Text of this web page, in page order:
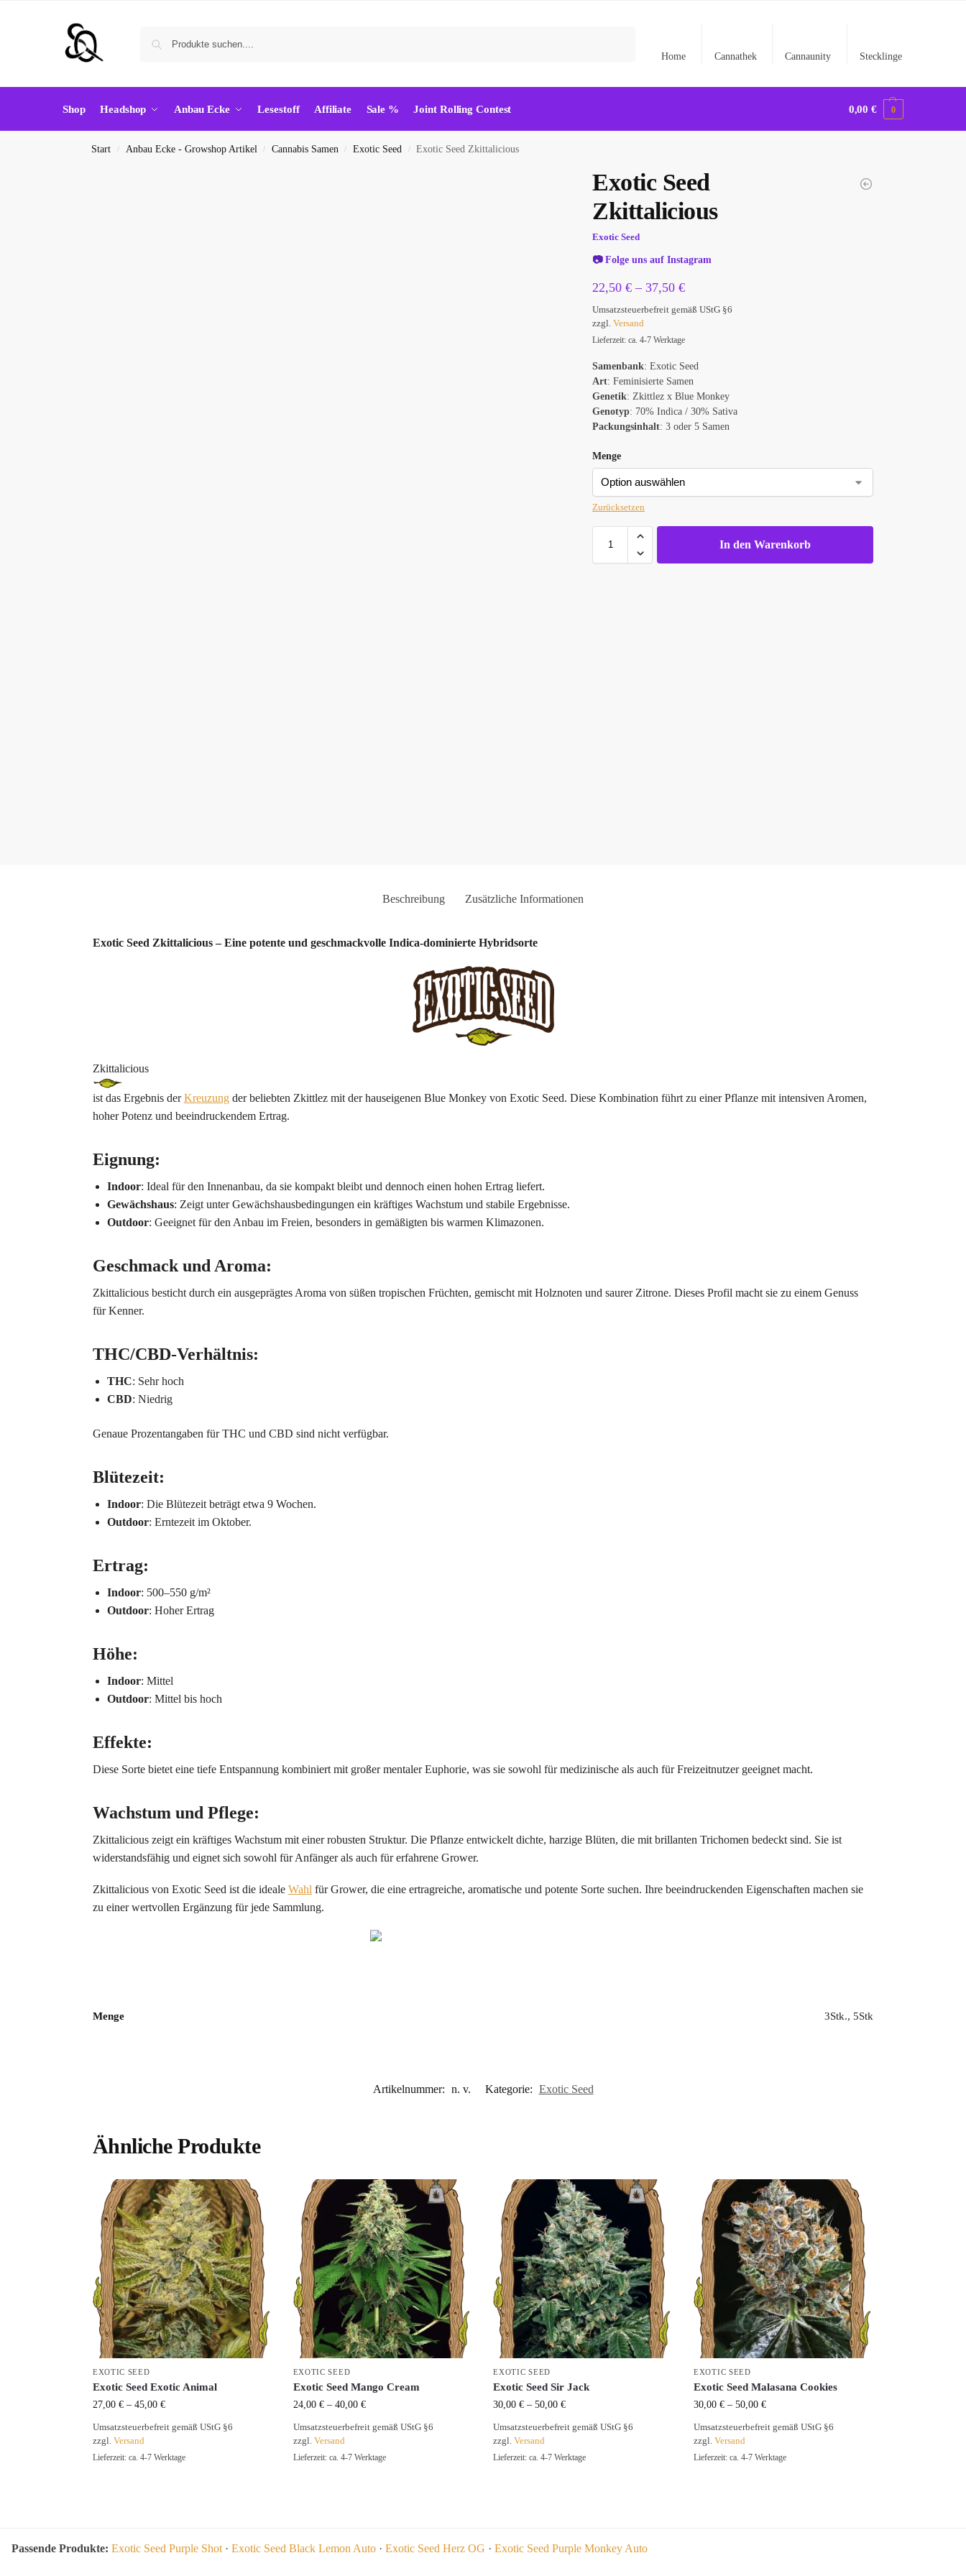
Home Cannathek Cannaunity Stecklinge
Shop Headshop Anbau Ecke Lesestoff Affiliate Sale % Joint Rolling Contest 0,00€ 0
Start / Anbau Ecke - Growshop Artikel / Cannabis Samen / Exotic Seed / Exotic Seed Zkittalicious
Exotic Seed
Zkittalicious
Exotic Seed
📷Folge uns auf Instagram
22,50€ –37,50€
Umsatzsteuerbefreit gemäß UStG §6
zzgl.Versand
Lieferzeit: ca. 4-7 Werktage
Samenbank: Exotic Seed
Art: Feminisierte Samen
Genetik: Zkittlez x Blue Monkey
Genotyp: 70% Indica / 30% Sativa
Packungsinhalt: 3 oder 5 Samen
Menge
Zurücksetzen
In den Warenkorb
Beschreibung Zusätzliche Informationen
Exotic Seed Zkittalicious – Eine potente und geschmackvolle Indica-dominierte Hybridsorte
Zkittalicious
ist das Ergebnis derKreuzungder beliebten Zkittlez mit der hauseigenen Blue Monkey von Exotic Seed. Diese Kombination führt zu einer Pflanze mit intensiven Aromen,
hoher Potenz und beeindruckendem Ertrag.
Eignung:
Indoor: Ideal für den Innenanbau, da sie kompakt bleibt und dennoch einen hohen Ertrag liefert.
Gewächshaus: Zeigt unter Gewächshausbedingungen ein kräftiges Wachstum und stabile Ergebnisse.
Outdoor: Geeignet für den Anbau im Freien, besonders in gemäßigten bis warmen Klimazonen.
Geschmack und Aroma:
Zkittalicious besticht durch ein ausgeprägtes Aroma von süßen tropischen Früchten, gemischt mit Holznoten und saurer Zitrone. Dieses Profil macht sie zu einem Genuss
für Kenner.
THC/CBD-Verhältnis:
THC: Sehr hoch
CBD: Niedrig
Genaue Prozentangaben für THC und CBD sind nicht verfügbar.
Blütezeit:
Indoor: Die Blütezeit beträgt etwa 9 Wochen.
Outdoor: Erntezeit im Oktober.
Ertrag:
Indoor: 500–550 g/m²
Outdoor: Hoher Ertrag
Höhe:
Indoor: Mittel
Outdoor: Mittel bis hoch
Effekte:
Diese Sorte bietet eine tiefe Entspannung kombiniert mit großer mentaler Euphorie, was sie sowohl für medizinische als auch für Freizeitnutzer geeignet macht.
Wachstum und Pflege:
Zkittalicious zeigt ein kräftiges Wachstum mit einer robusten Struktur. Die Pflanze entwickelt dichte, harzige Blüten, die mit brillanten Trichomen bedeckt sind. Sie ist
widerstandsfähig und eignet sich sowohl für Anfänger als auch für erfahrene Grower.
Zkittalicious von Exotic Seed ist die ideale Wahl für Grower, die eine ertragreiche, aromatische und potente Sorte suchen. Ihre beeindruckenden Eigenschaften machen sie
zu einer wertvollen Ergänzung für jede Sammlung.
Menge 3Stk., 5Stk
Artikelnummer: n. v. Kategorie: Exotic Seed
Ähnliche Produkte
EXOTIC SEED
Exotic Seed Exotic Animal
27,00 € – 45,00 €
Umsatzsteuerbefreit gemäß UStG §6
zzgl. Versand
Lieferzeit: ca. 4-7 Werktage
EXOTIC SEED
Exotic Seed Mango Cream
24,00 € – 40,00 €
Umsatzsteuerbefreit gemäß UStG §6
zzgl. Versand
Lieferzeit: ca. 4-7 Werktage
EXOTIC SEED
Exotic Seed Sir Jack
30,00€ –50,00€
Umsatzsteuerbefreit gemäß UStG §6
zzgl.Versand
Lieferzeit: ca. 4-7 Werktage
EXOTIC SEED
Exotic Seed Malasana Cookies
30,00€ –50,00€
Umsatzsteuerbefreit gemäß UStG §6
zzgl.Versand
Lieferzeit: ca. 4-7 Werktage
Passende Produkte: Exotic Seed Purple Shot · Exotic Seed Black Lemon Auto · Exotic Seed Herz OG · Exotic Seed Purple Monkey Auto